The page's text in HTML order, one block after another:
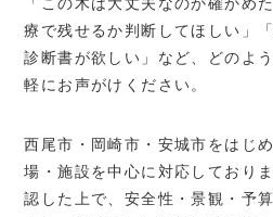
「この木は大丈夫なのか確かめ
療で残せるか判断してほしい」
診断書が欲しい」など、どのよ
軽にお声がけください。
西尾市・岡崎市・安城市をはじ
場・施設を中心に対応しており
認した上で、安全性・景観・予